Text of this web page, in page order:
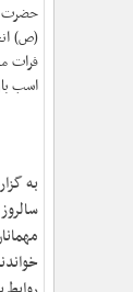
حضرت
(ص)
فرات
اسب
به